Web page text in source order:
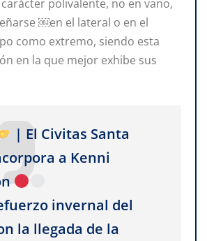
polivalente, no en vano,
￼en el lateral o en el
como extremo, siendo esta
en la que mejor exhibe sus
| El Civitas Santa
a Kenni
invernal del
la llegada de la